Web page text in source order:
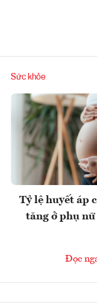
Sức khỏe
Tỷ lệ huyết áp
tăng ở phụ
Đọc